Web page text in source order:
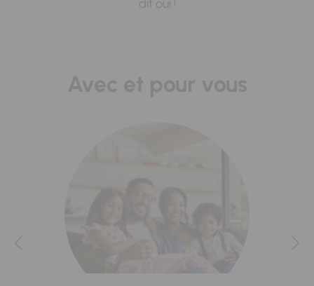
dit oui !
Avec et pour vous